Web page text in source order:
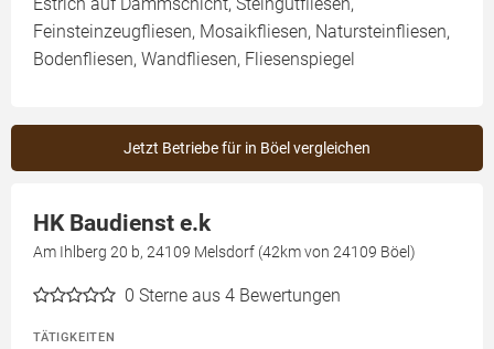
Feinsteinzeugfliesen, Mosaikfliesen, Natursteinfliesen,
Bodenfliesen, Wandfliesen, Fliesenspiegel
Jetzt Betriebe für in Böel vergleichen
HK Baudienst e.k
Am Ihlberg 20 b, 24109 Melsdorf (42km von 24109 Böel)
0 Sterne aus 4 Bewertungen
TÄTIGKEITEN